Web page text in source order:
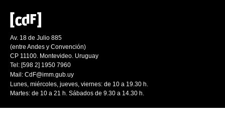
Av. 18 de Julio 885
(entre Andes y Convención)
CP 11100. Montevideo. Uruguay
Tel: [598 2] 1950 7960
Mail: CdF@imm.gub.uy
Lunes, miércoles, jueves, viernes: de 10 a 19.30 h.
Martes: de 10 a 21 h. Sábados de 9.30 a 14.30 h.